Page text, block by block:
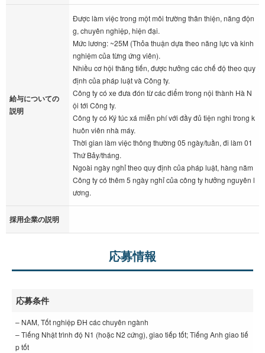
給与についての
説明
Được làm việc trong một môi trường thân thiện, năng độn
g, chuyên nghiệp, hiện đại.
Mức lương: ~25M (Thỏa thuận dựa theo năng lực và kinh
nghiệm của từng ứng viên).
Nhiều cơ hội thăng tiến, được hưởng các chế độ theo quy
định của pháp luật và Công ty.
Công ty có xe đưa đón từ các điểm trong nội thành Hà N
ội tới Công ty.
Công ty có Ký túc xá miễn phí với đầy đủ tiện nghi trong k
huôn viên nhà máy.
Thời gian làm việc thông thường 05 ngày/tuần, đi làm 01
Thứ Bảy/tháng.
Ngoài ngày nghỉ theo quy định của pháp luật, hàng năm
Công ty có thêm 5 ngày nghỉ của công ty hưởng nguyên l
ương.
採用企業の説明
応募情報
応募条件
– NAM, Tốt nghiệp ĐH các chuyên ngành
– Tiếng Nhật trình độ N1 (hoặc N2 cứng), giao tiếp tốt; Tiếng Anh giao tiế
p tốt